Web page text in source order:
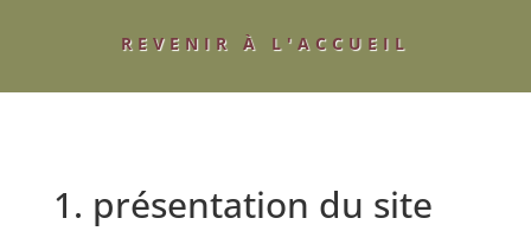
REVENIR À L'ACCUEIL
1. présentation du site